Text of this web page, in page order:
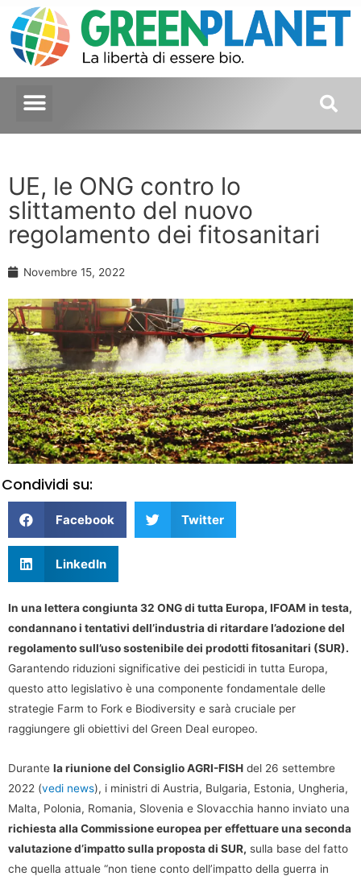
UE, le ONG contro lo
slittamento del nuovo
regolamento dei fitosanitari
Novembre 15, 2022
Condividi su:
Facebook Twitter
LinkedIn
In una lettera congiunta 32 ONG di tutta Europa, IFOAM in testa,
condannano i tentativi dell’industria di ritardare l’adozione del
regolamento sull’uso sostenibile dei prodotti fitosanitari (SUR).
Garantendo riduzioni significative dei pesticidi in tutta Europa,
questo atto legislativo è una componente fondamentale delle
strategie Farm to Fork e Biodiversity e sarà cruciale per
raggiungere gli obiettivi del Green Deal europeo.
Durante la riunione del Consiglio AGRI-FISH del 26 settembre
2022 (vedi news), i ministri di Austria, Bulgaria, Estonia, Ungheria,
Malta, Polonia, Romania, Slovenia e Slovacchia hanno inviato una
richiesta alla Commissione europea per effettuare una seconda
valutazione d’impatto sulla proposta di SUR, sulla base del fatto
che quella attuale “non tiene conto dell’impatto della guerra in